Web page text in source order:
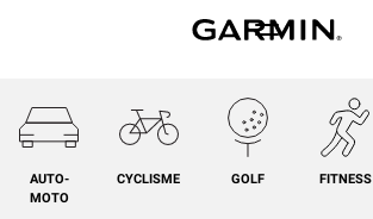
AUTO-
MOTO
CYCLISME GOLF FITNESS